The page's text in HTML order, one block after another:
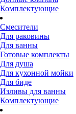
Комплектующие
Смесители
Для раковины
Для ванны
Готовые комплекты
Для душа
Для кухонной мойки
Для биде
Изливы для ванны
Комплектующие